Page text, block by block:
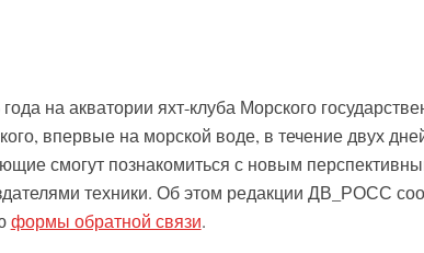
года на акватории яхт-клуба Морского
впервые на морской воде, в течение двух
смогут познакомиться с новым
техники. Об этом редакции ДВ_РОСС
формы обратной связи.